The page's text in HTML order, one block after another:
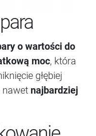
o wartości do
moc, która
głębiej
nawet najbardziej